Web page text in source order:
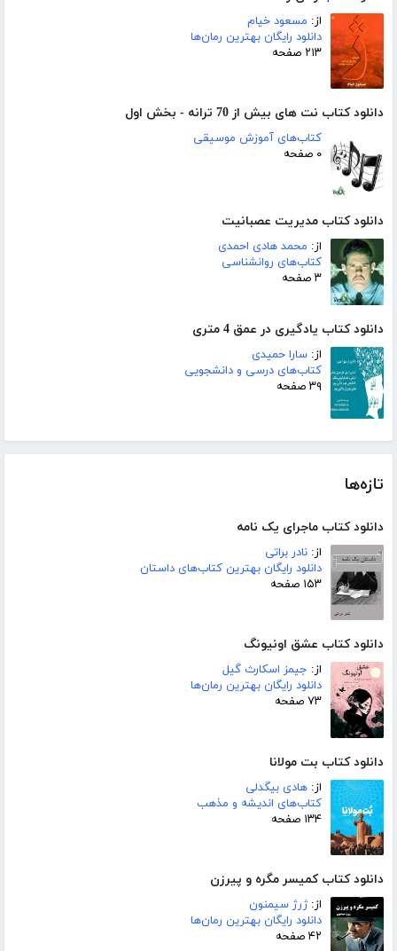
از: مسعود خیام
دانلود رایگان بهترین رمان‌ها
۲۱۳ صفحه
دانلود کتاب نت های بیش از 70 ترانه - بخش اول
کتاب‌های آموزش موسیقی
۰ صفحه
دانلود کتاب مدیریت عصبانیت
از: محمد هادی احمدی
کتاب‌های روانشناسی
۳ صفحه
دانلود کتاب یادگیری در عمق 4 متری
از: سارا حمیدی
کتاب‌های درسی و دانشجویی
۳۹ صفحه
تازه‌ها
دانلود کتاب ماجرای یک نامه
از: نادر براتی
دانلود رایگان بهترین کتاب‌های داستان
۱۵۳ صفحه
دانلود کتاب عشق اونیونگ
از: جیمز اسکارث گیل
دانلود رایگان بهترین رمان‌ها
۷۳ صفحه
دانلود کتاب بت مولانا
از: هادی بیگدلی
کتاب‌های اندیشه و مذهب
۱۳۴ صفحه
دانلود کتاب کمیسر مگره و پیرزن
از:ژرژ سیمنون
دانلود رایگان بهترین رمان‌ها
۴۲ صفحه